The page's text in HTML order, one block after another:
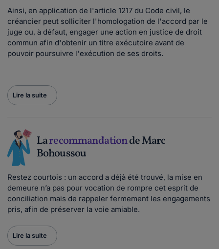
Ainsi, en application de l'article 1217 du Code civil, le
créancier peut solliciter l'homologation de l'accord par le
juge ou, à défaut, engager une action en justice de droit
commun afin d'obtenir un titre exécutoire avant de
pouvoir poursuivre l'exécution de ses droits.
Lire la suite
Larecommandationde Marc
Bohoussou
Restez courtois : un accord a déjà été trouvé, la mise en
demeure n’a pas pour vocation de rompre cet esprit de
conciliation mais de rappeler fermement les engagements
pris, afin de préserver la voie amiable.
Lire la suite